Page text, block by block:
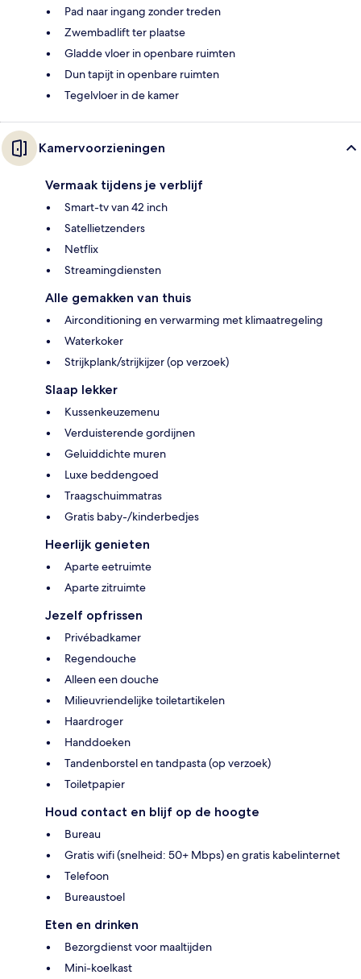
Pad naar ingang zonder treden
Zwembadlift ter plaatse
Gladde vloer in openbare ruimten
Dun tapijt in openbare ruimten
Tegelvloer in de kamer
Kamervoorzieningen
Vermaak tijdens je verblijf
Smart-tv van 42 inch
Satellietzenders
Netflix
Streamingdiensten
Alle gemakken van thuis
Airconditioning en verwarming met klimaatregeling
Waterkoker
Strijkplank/strijkijzer (op verzoek)
Slaap lekker
Kussenkeuzemenu
Verduisterende gordijnen
Geluiddichte muren
Luxe beddengoed
Traagschuimmatras
Gratis baby-/kinderbedjes
Heerlijk genieten
Aparte eetruimte
Aparte zitruimte
Jezelf opfrissen
Privébadkamer
Regendouche
Alleen een douche
Milieuvriendelijke toiletartikelen
Haardroger
Handdoeken
Tandenborstel en tandpasta (op verzoek)
Toiletpapier
Houd contact en blijf op de hoogte
Bureau
Gratis wifi (snelheid: 50+ Mbps) en gratis kabelinternet
Telefoon
Bureaustoel
Eten en drinken
Bezorgdienst voor maaltijden
Mini-koelkast